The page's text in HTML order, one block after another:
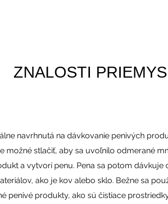
ZNALOSTI
navrhnutá na dávkovanie penivých
možné stlačiť, aby sa uvoľnilo odmerané
a vytvorí penu. Pena sa potom
ako je kov alebo sklo. Bežne sa
penivé produkty, ako sú čistiace